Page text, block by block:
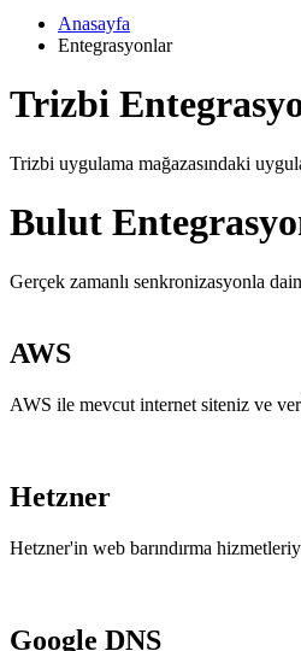
Anasayfa
Entegrasyonlar
Trizbi
Trizbi uygulama mağazasındaki
Bulut
Gerçek zamanlı senkronizasyonla
AWS
AWS ile mevcut internet siteniz ve
Hetzner
Hetzner'in web barındırma
Google DNS